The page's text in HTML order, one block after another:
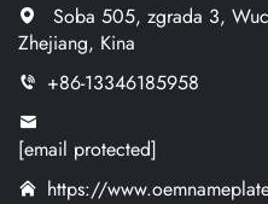
Soba 505, zgrada 3,
Zhejiang, Kina
+86-13346185958
[email protected]
https://